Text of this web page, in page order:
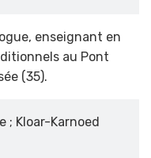
enseignant en
au Pont
(35).
; Kloar-Karnoed